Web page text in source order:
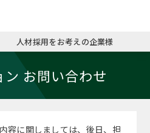
ミッシ
コンサ
お申し
キャリ
キャリ
MBAの
MBA留
日本か
英文レ
パワー
人材採用をお考えの企業様
お問い合わせ
容に関しましては、後日、担